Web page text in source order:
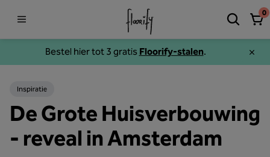
Bestel hier tot 3 gratis Floorify-stalen.
0
Inspiratie
De Grote Huisverbouwing
- reveal in Amsterdam